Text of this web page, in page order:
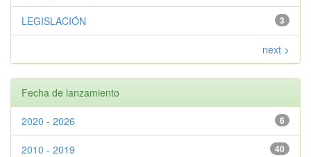
3
LEGISLACIÓN
next >
Fecha de lanzamiento
6
2020 - 2026
40
2010 - 2019